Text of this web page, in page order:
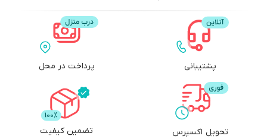
پشتیبانی پرداخت در محل
تحویل اکسپرس تضمین کیفیت